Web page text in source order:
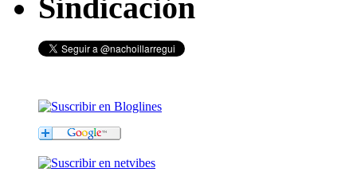
Sindicación